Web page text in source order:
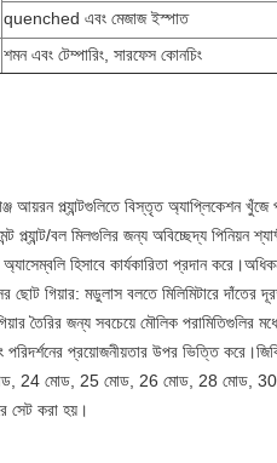
quenched এবং মেজাজ ইস্পাত
শমন এবং টেম্পারিং, সারফেস কোনচিং
আয়রন প্ল্যান্টগুলিতে বিস্তৃত
বল মিলগুলির জন্য অবিচ্ছেদ্য পিনিয়ন শ্যাফ্ট
হিসাবে কার্যকারিতা প্রদান
ছোট গিয়ার: মডুলাস বলতে মিলিমিটারে
তৈরির জন্য সবচেয়ে মৌলিক
পরিদর্শনের প্রয়োজনীয়তার উপর ভিত্তি
মোড, 25 মোড, 26 মোড, 28 মোড, 30 মোড
সেট করা হয়।